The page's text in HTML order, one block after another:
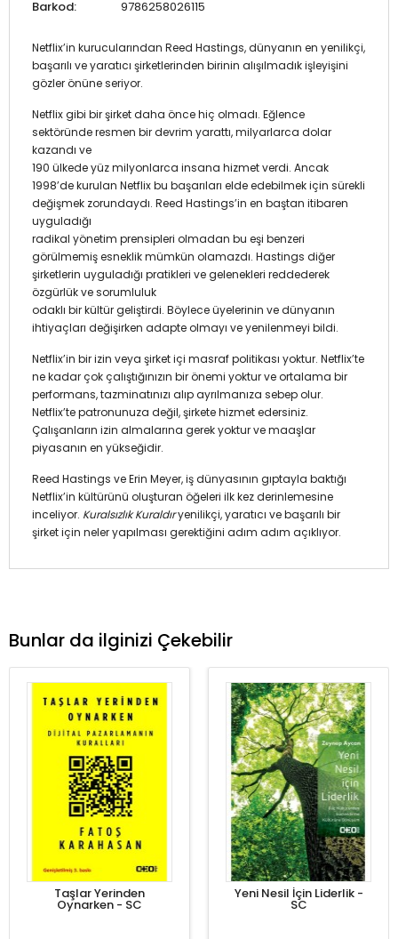
Barkod: 9786258026115
Netflix’in kurucularından Reed Hastings, dünyanın en yenilikçi,
başarılı ve yaratıcı şirketlerinden birinin alışılmadık işleyişini
gözler önüne seriyor.
Netflix gibi bir şirket daha önce hiç olmadı. Eğlence
sektöründe resmen bir devrim yarattı, milyarlarca dolar
kazandı ve
190 ülkede yüz milyonlarca insana hizmet verdi. Ancak
1998’de kurulan Netflix bu başarıları elde edebilmek için sürekli
değişmek zorundaydı. Reed Hastings’in en baştan itibaren
uyguladığı
radikal yönetim prensipleri olmadan bu eşi benzeri
görülmemiş esneklik mümkün olamazdı. Hastings diğer
şirketlerin uyguladığı pratikleri ve gelenekleri reddederek
özgürlük ve sorumluluk
odaklı bir kültür geliştirdi. Böylece üyelerinin ve dünyanın
ihtiyaçları değişirken adapte olmayı ve yenilenmeyi bildi.
Netflix’in bir izin veya şirket içi masraf politikası yoktur. Netflix’te
ne kadar çok çalıştığınızın bir önemi yoktur ve ortalama bir
performans, tazminatınızı alıp ayrılmanıza sebep olur.
Netflix’te patronunuza değil, şirkete hizmet edersiniz.
Çalışanların izin almalarına gerek yoktur ve maaşlar
piyasanın en yükseğidir.
Reed Hastings ve Erin Meyer, iş dünyasının gıptayla baktığı
Netflix’in kültürünü oluşturan öğeleri ilk kez derinlemesine
inceliyor. Kuralsızlık Kuraldıryenilikçi, yaratıcı ve başarılı bir
şirket için neler yapılması gerektiğini adım adım açıklıyor.
Bunlar da ilginizi Çekebilir
Taşlar Yerinden
Oynarken - SC
Yeni Nesil İçin Liderlik -
SC